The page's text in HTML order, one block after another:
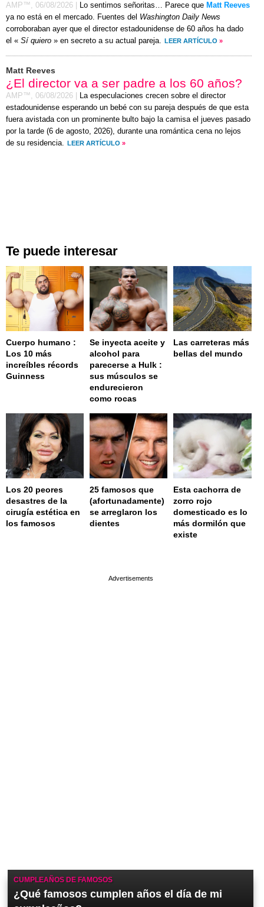
AMP™, 06/08/2026 Lo sentimos señoritas… Parece que Matt Reeves
ya no está en el mercado. Fuentes del Washington Daily News
corroboraban ayer que el director estadounidense de 60 años ha dado
el « Sí quiero » en secreto a su actual pareja. LEER ARTÍCULO »
Matt Reeves
¿El director va a ser padre a los 60 años?
AMP™, 06/08/2026
La especulaciones crecen sobre el director
estadounidense esperando un bebé con su pareja después de que esta
fuera avistada con un prominente bulto bajo la camisa el jueves pasado
por la tarde (6 de agosto, 2026), durante una romántica cena no lejos
de su residencia.
LEER ARTÍCULO »
Te puede interesar
Cuerpo humano :
Los 10 más
increíbles récords
Guinness
Se inyecta aceite y
alcohol para
parecerse a Hulk :
sus músculos se
endurecieron
como rocas
Las carreteras más
bellas del mundo
Los 20 peores
desastres de la
cirugía estética en
los famosos
25 famosos que
(afortunadamente)
se arreglaron los
dientes
Esta cachorra de
zorro rojo
domesticado es lo
más dormilón que
existe
CUMPLEAÑOS DE FAMOSOS
¿Qué famosos cumplen años el día de mi